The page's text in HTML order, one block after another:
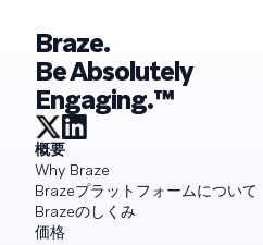
Braze.
Be Absolutely
Engaging.™
概要
Why Braze
Brazeプラットフォームについて
Brazeのしくみ
価格